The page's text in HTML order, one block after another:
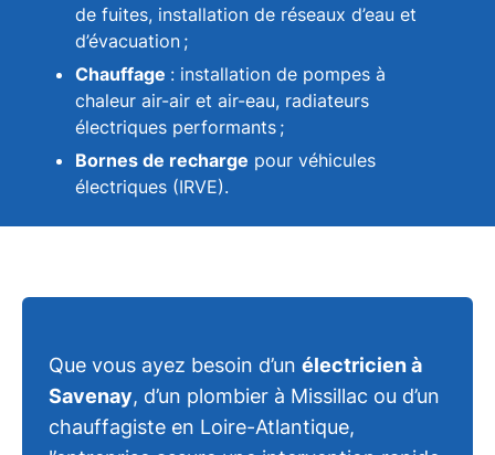
de fuites, installation de réseaux d’eau et
d’évacuation ;
Chauffage : installation de pompes à
chaleur air-air et air-eau, radiateurs
électriques performants ;
Bornes de recharge pour véhicules
électriques (IRVE).
Que vous ayez besoin d’un électricien à
Savenay, d’un plombier à Missillac ou d’un
chauffagiste en Loire-Atlantique,